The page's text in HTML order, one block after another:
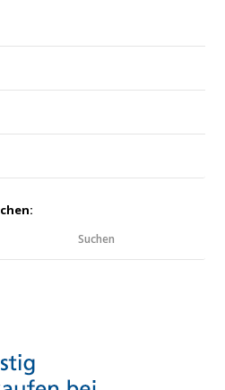
Suchen